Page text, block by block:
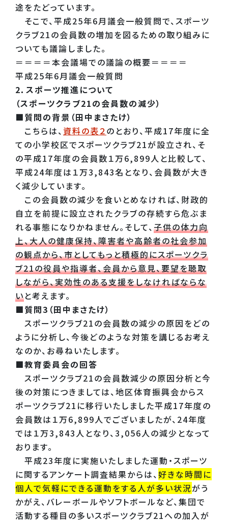
途をたどっています。
そこで、平成25年6月議会一般質問で、スポーツ
クラブ21の会員数の増加を図るための取り組みに
ついても議論しました。
＝＝＝＝本会議場での議論の概要＝＝＝＝
平成25年6月議会一般質問
2．スポーツ推進について
（スポーツクラブ21の会員数の減少）
■質問の背景（田中まさたけ）
こちらは、 資料の表２のとおり、平成17年度に全
ての小学校区でスポーツクラブ21が設立され、そ
の平成17年度の会員数１万6,899人と比較して、
平成24年度は１万3,843名となり、会員数が大き
く減少しています。
この会員数の減少を食いとめなければ、財政的
自立を前提に設立されたクラブの存続すら危ぶま
れる事態になりかねません。そして、 子供の体力向
上、大人の健康保持、障害者や高齢者の社会参加
の観点から、市としてもっと積極的にスポーツクラ
ブ21の役員や指導者、会員から意見、要望を聴取
しながら、実効性のある支援をしなければならな
いと考えます。
■質問3（田中まさたけ）
スポーツクラブ21の会員数の減少の原因をどの
ように分析し、今後どのような対策を講じるお考え
なのか、お尋ねいたします。
■教育委員会の回答
スポーツクラブ21の会員数減少の原因分析と今
後の対策につきましては、地区体育振興会からス
ポーツクラブ21に移行いたしました平成17年度の
会員数は１万6,899人でございましたが、24年度
では１万3,843人となり、3,056人の減少となって
おります。
平成23年度に実施いたしました運動・スポーツ
に関するアンケート調査結果からは、 好きな時間に
個人で気軽にできる運動をする人が多い状況がう
かがえ、バレーボールやソフトボールなど、集団で
活動する種目の多いスポーツクラブ21への加入が